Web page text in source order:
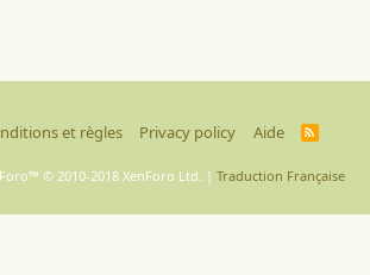
et règles Privacy policy Aide
R
S
© 2010-2018 XenForo Ltd. | Traduction Française